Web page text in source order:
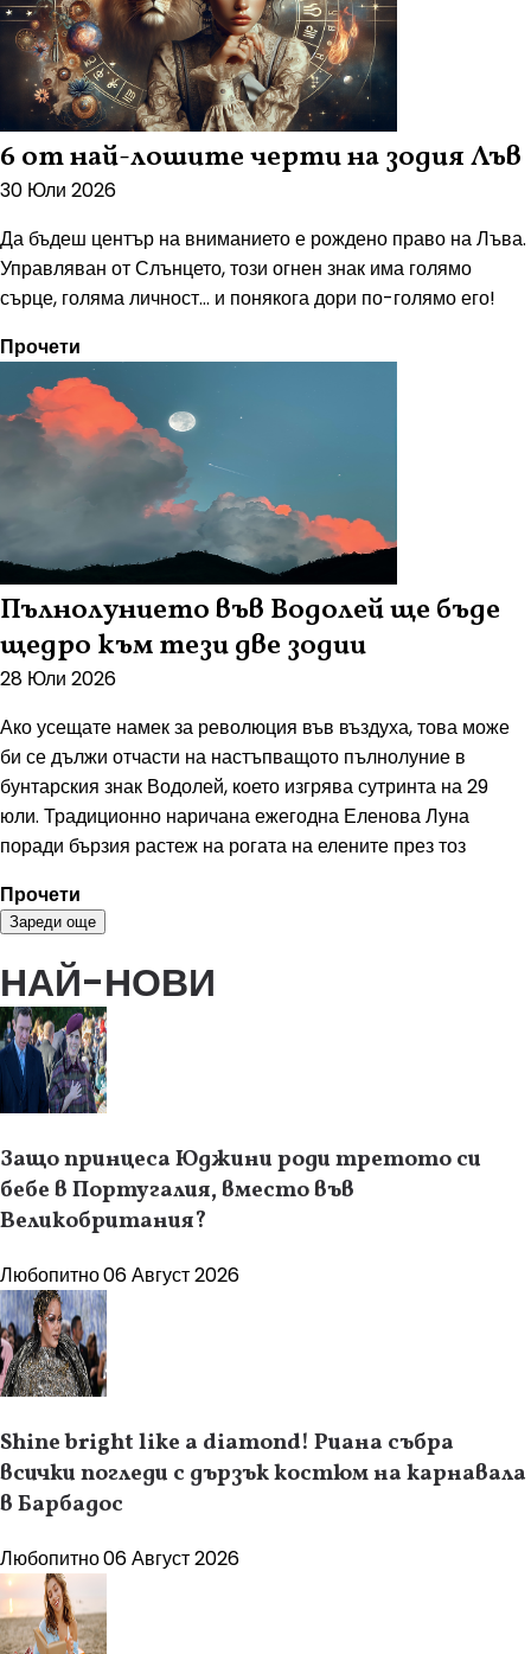
6 от най-лошите черти на зодия Лъв
30 Юли 2026
Да бъдеш център на вниманието е рождено право на Лъва.
Управляван от Слънцето, този огнен знак има голямо
сърце, голяма личност... и понякога дори по-голямо его!
Прочети
Пълнолунието във Водолей ще бъде
щедро към тези две зодии
28 Юли 2026
Ако усещате намек за революция във въздуха, това може
би се дължи отчасти на настъпващото пълнолуние в
бунтарския знак Водолей, което изгрява сутринта на 29
юли. Традиционно наричана ежегодна Еленова Луна
поради бързия растеж на рогата на елените през тоз
Прочети
Зареди още
НАЙ-НОВИ
Защо принцеса Юджини роди третото си
бебе в Португалия, вместо във
Великобритания?
Любопитно06 Август 2026
Shine bright like a diamond! Риана събра
всички погледи с дързък костюм на карнавала
в Барбадос
Любопитно06 Август 2026